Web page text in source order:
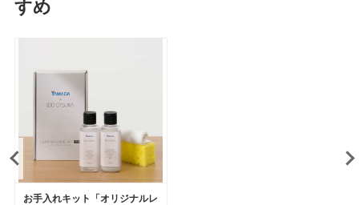
すめ
お手入れキット「オリジナルレ